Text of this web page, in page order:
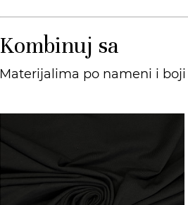
Kombinuj sa
Materijalima po nameni i boji